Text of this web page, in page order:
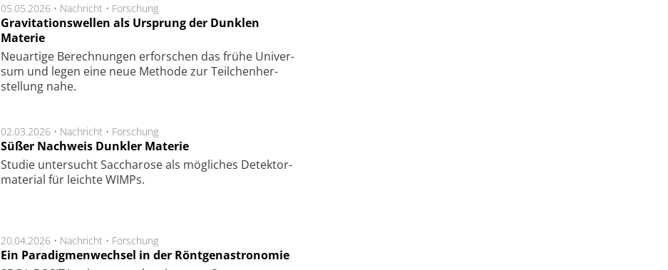
05.05.2026 • Nachricht • Forschung
Gravitationswellen als Ursprung der Dunklen
Materie
Neu­artige Be­rech­nung­en er­for­schen das frü­he Uni­ver­
sum und legen eine neue Me­tho­de zur Teil­chen­her­
stel­lung nahe.
02.03.2026 • Nachricht • Forschung
Süßer Nachweis Dunkler Materie
Studie unter­sucht Saccha­ro­se als mög­li­ches De­tek­tor­
ma­te­rial für leich­te WIMPs.
20.04.2026 • Nachricht • Forschung
Ein Paradigmenwechsel in der Röntgenastronomie